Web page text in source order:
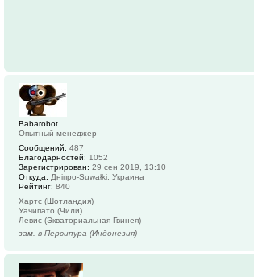
Babarobot
Опытный менеджер
Сообщений: 487
Благодарностей: 1052
Зарегистрирован: 29 сен 2019, 13:10
Откуда: Дніпро-Suwałki, Украина
Рейтинг: 840
Хартс (Шотландия)
Уачипато (Чили)
Левис (Экваториальная Гвинея)
зам. в Персипура (Индонезия)